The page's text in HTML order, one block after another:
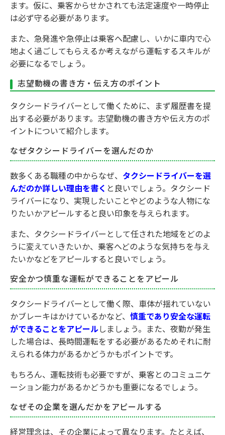
ます。仮に、乗客からせかされても法定速度や一時停止
は必ず守る必要があります。
また、急発進や急停止は乗客へ配慮し、いかに車内で心
地よく過ごしてもらえるか考えながら運転するスキルが
必要になるでしょう。
志望動機の書き方・伝え方のポイント
タクシードライバーとして働くために、まず履歴書を提
出する必要があります。志望動機の書き方や伝え方のポ
イントについて紹介します。
なぜタクシードライバーを選んだのか
数多くある職種の中からなぜ、 タクシードライバーを選
んだのか詳しい理由を書く と良いでしょう。タクシード
ライバーになり、実現したいことやどのような人物にな
りたいかアピールすると良い印象を与えられます。
また、タクシードライバーとして任された地域をどのよ
うに変えていきたいか、乗客へどのような気持ちを与え
たいかなどをアピールすると良いでしょう。
安全かつ慎重な運転ができることをアピール
タクシードライバーとして働く際、車体が揺れていない
かブレーキはかけているかなど、 慎重であり安全な運転
ができることをアピールしましょう。また、夜勤が発生
した場合は、長時間運転をする必要があるためそれに耐
えられる体力があるかどうかもポイントです。
もちろん、運転技術も必要ですが、乗客とのコミュニケ
ーション能力があるかどうかも重要になるでしょう。
なぜその企業を選んだかをアピールする
経営理念は、その企業によって異なります。たとえば、